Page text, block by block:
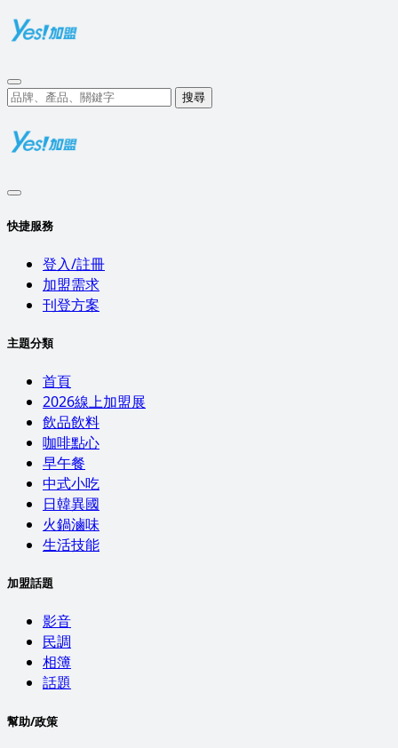
搜尋
快捷服務
登入/註冊
加盟需求
刊登方案
主題分類
首頁
2026線上加盟展
飲品飲料
咖啡點心
早午餐
中式小吃
日韓異國
火鍋滷味
生活技能
加盟話題
影音
民調
相簿
話題
幫助/政策